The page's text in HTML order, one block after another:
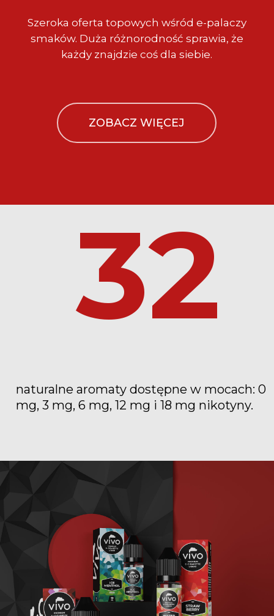
Szeroka oferta topowych wśród e-palaczy
smaków. Duża różnorodność sprawia, że
każdy znajdzie coś dla siebie.
ZOBACZ WIĘCEJ
32
naturalne aromaty dostępne w mocach: 0
mg, 3 mg, 6 mg, 12 mg i 18 mg nikotyny.